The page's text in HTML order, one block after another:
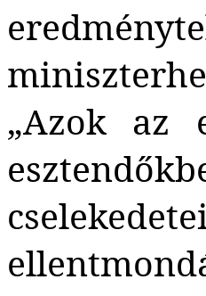
„Azok az